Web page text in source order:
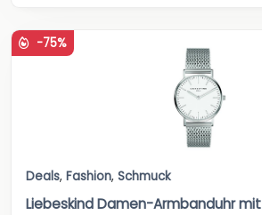
-75%
Deals, Fashion, Schmuck
Liebeskind Damen-Armbanduhr mit